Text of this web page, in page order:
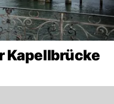
Kapellbrücke